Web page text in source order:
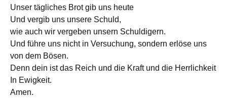
Unser tägliches Brot gib uns heute
Und vergib uns unsere Schuld,
wie auch wir vergeben unsern Schuldigern.
Und führe uns nicht in Versuchung, sondern erlöse uns
von dem Bösen.
Denn dein ist das Reich und die Kraft und die Herrlichkeit
In Ewigkeit.
Amen.